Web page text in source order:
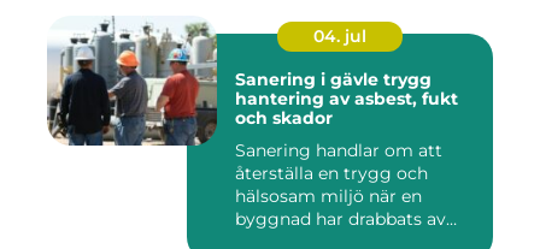
04. jul
Sanering i gävle trygg
hantering av asbest, fukt
och skador
Sanering handlar om att
återställa en trygg och
hälsosam miljö när en
byggnad har drabbats av